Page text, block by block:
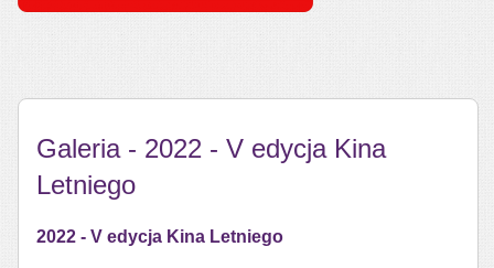
Galeria - 2022 - V edycja Kina
Letniego
2022 - V edycja Kina Letniego